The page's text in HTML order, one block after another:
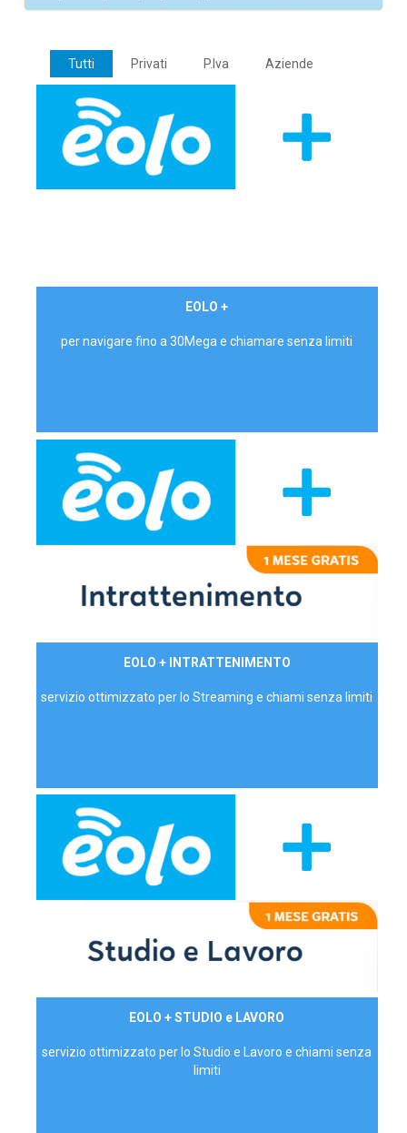
Tutti Privati P.Iva Aziende
EOLO +
per navigare fino a 30Mega e chiamare senza limiti
EOLO + INTRATTENIMENTO
servizio ottimizzato per lo Streaming e chiami senza limiti
EOLO + STUDIO e LAVORO
servizio ottimizzato per lo Studio e Lavoro e chiami senza
limiti